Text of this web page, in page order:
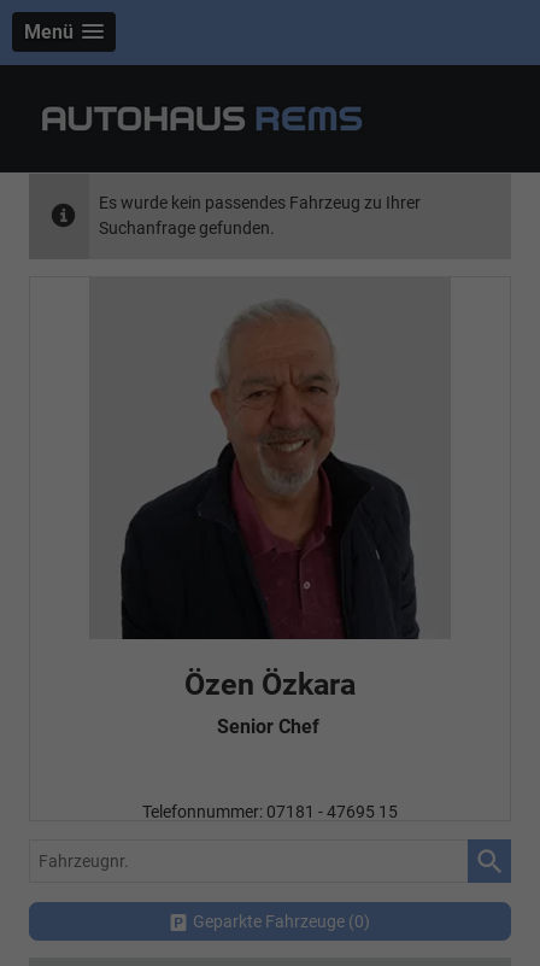
Menü
Es wurde kein passendes Fahrzeug zu Ihrer
Suchanfrage gefunden.
Özen Özkara
Senior Chef
Telefonnummer: 07181 - 47695 15
Fahrzeugnr.
Geparkte Fahrzeuge (0)